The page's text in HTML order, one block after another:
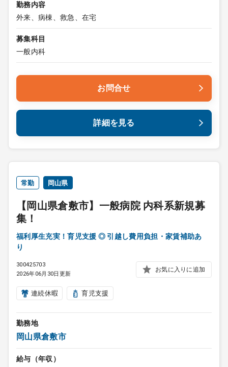
勤務内容
外来、病棟、救急、在宅
募集科目
一般内科
お問合せ
詳細を見る
常勤 岡山県
【岡山県倉敷市】一般病院 内科系新規募
集！
福利厚生充実！育児支援 ◎ 引越し費用負担・家賃補助あ
り
300425703
2026年06月30日更新
お気に入りに追加
連続休暇 育児支援
勤務地
岡山県倉敷市
給与（年収）